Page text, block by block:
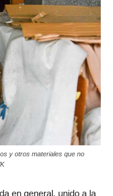
y otros materiales que no
en general, unido a la